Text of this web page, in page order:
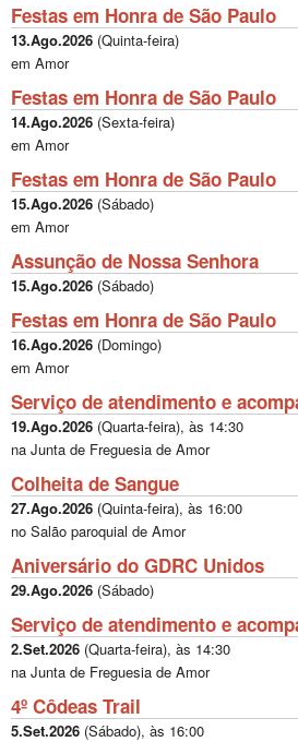
Festas em Honra de São Paulo
13.Ago.2026 (Quinta-feira)
em Amor
Festas em Honra de São Paulo
14.Ago.2026 (Sexta-feira)
em Amor
Festas em Honra de São Paulo
15.Ago.2026 (Sábado)
em Amor
Assunção de Nossa Senhora
15.Ago.2026 (Sábado)
Festas em Honra de São Paulo
16.Ago.2026 (Domingo)
em Amor
Serviço de atendimento e
19.Ago.2026 (Quarta-feira), às 14:30
na Junta de Freguesia de Amor
Colheita de Sangue
27.Ago.2026 (Quinta-feira), às 16:00
no Salão paroquial de Amor
Aniversário do GDRC Unidos
29.Ago.2026 (Sábado)
Serviço de atendimento e
2.Set.2026 (Quarta-feira), às 14:30
na Junta de Freguesia de Amor
4º Côdeas Trail
5.Set.2026 (Sábado), às 16:00